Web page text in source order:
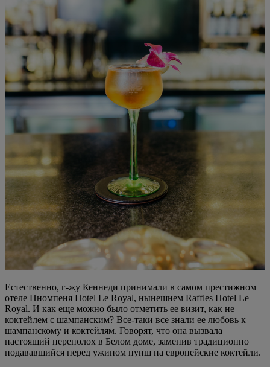
Естественно, г-жу Кеннеди принимали в самом престижном
отеле Пномпеня Hotel Le Royal, нынешнем Raffles Hotel Le
Royal. И как еще можно было отметить ее визит, как не
коктейлем с шампанским? Все-таки все знали ее любовь к
шампанскому и коктейлям. Говорят, что она вызвала
настоящий переполох в Белом доме, заменив традиционно
подававшийся перед ужином пунш на европейские коктейли.